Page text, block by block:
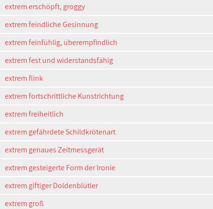
extrem erschöpft, groggy
extrem feindliche Gesinnung
extrem feinfühlig, überempfindlich
extrem fest und widerstandsfähig
extrem flink
extrem fortschrittliche Kunstrichtung
extrem freiheitlich
extrem gefährdete Schildkrötenart
extrem genaues Zeitmessgerät
extrem gesteigerte Form der Ironie
extrem giftiger Doldenblütler
extrem groß